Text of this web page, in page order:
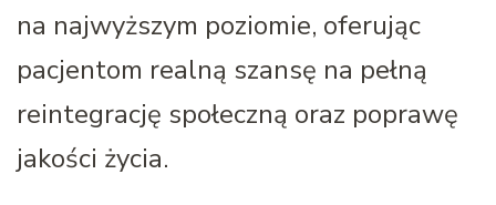
na najwyższym poziomie, oferując
pacjentom realną szansę na pełną
reintegrację społeczną oraz poprawę
jakości życia.